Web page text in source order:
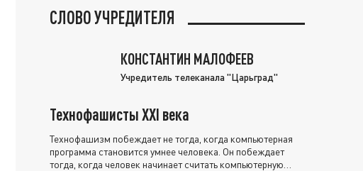
СЛОВО УЧРЕДИТЕЛЯ
КОНСТАНТИН МАЛОФЕЕВ
Учредитель телеканала "Царьград"
Технофашисты XXI века
Технофашизм побеждает не тогда, когда компьютерная
программа становится умнее человека. Он побеждает
тогда, когда человек начинает считать компьютерную